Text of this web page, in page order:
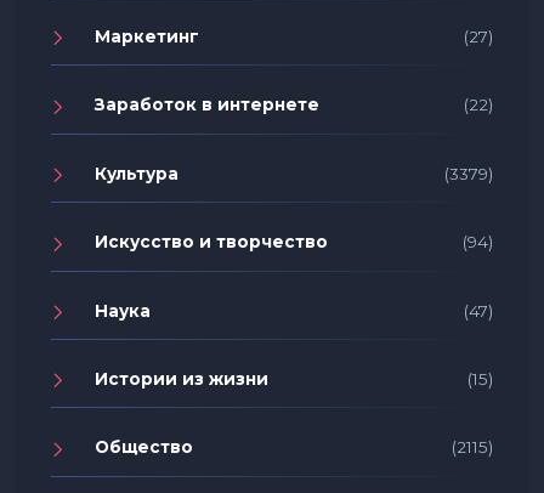
Маркетинг (27)
Заработок в интернете (22)
Культура (3379)
Искусство и творчество (94)
Наука (47)
Истории из жизни (15)
Общество (2115)